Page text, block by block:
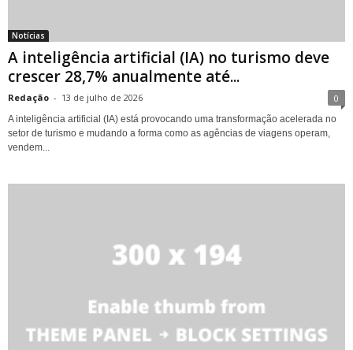
Notícias
A inteligência artificial (IA) no turismo deve
crescer 28,7% anualmente até...
Redação - 13 de julho de 2026 0
A inteligência artificial (IA) está provocando uma transformação acelerada no
setor de turismo e mudando a forma como as agências de viagens operam,
vendem...